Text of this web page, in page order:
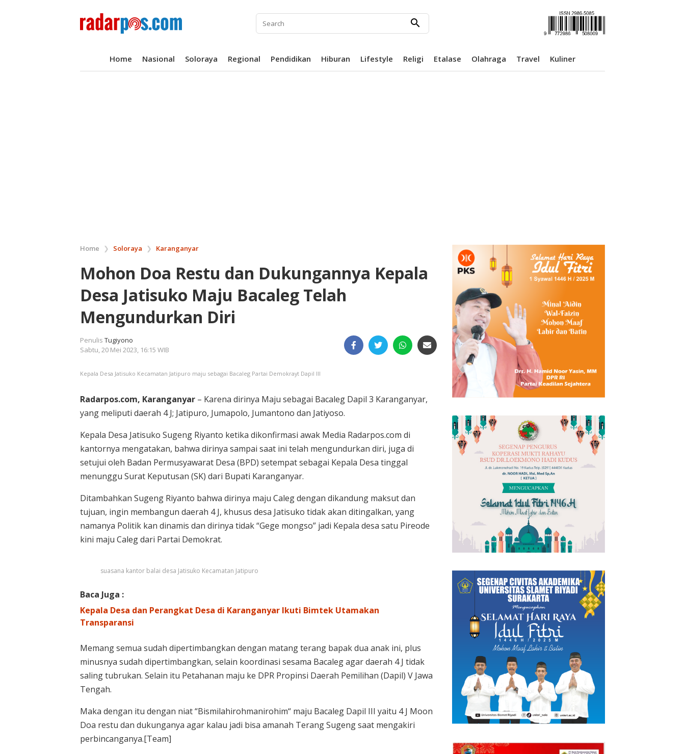
search
Home Nasional Soloraya Regional Pendidikan Hiburan Lifestyle Religi Etalase Olahraga Travel Kuliner
Home ❯ Soloraya ❯ Karanganyar
Mohon Doa Restu dan Dukungannya Kepala
Desa Jatisuko Maju Bacaleg Telah
Mengundurkan Diri
Penulis Tugiyono
Sabtu, 20 Mei 2023, 16:15 WIB
Kepala Desa Jatisuko Kecamatan Jatipuro maju sebagai Bacaleg Partai Demokrayt Dapil III
Radarpos.com, Karanganyar – Karena dirinya Maju sebagai Bacaleg Dapil 3 Karanganyar,
yang meliputi daerah 4 J; Jatipuro, Jumapolo, Jumantono dan Jatiyoso.
Kepala Desa Jatisuko Sugeng Riyanto ketika dikonfirmasi awak Media Radarpos.com di
kantornya mengatakan, bahwa dirinya sampai saat ini telah mengundurkan diri, juga di
setujui oleh Badan Permusyawarat Desa (BPD) setempat sebagai Kepala Desa tinggal
menunggu Surat Keputusan (SK) dari Bupati Karanganyar.
Ditambahkan Sugeng Riyanto bahwa dirinya maju Caleg dengan dikandung maksut dan
tujuan, ingin membangun daerah 4 J, khusus desa Jatisuko tidak akan ditingalkan, yang
namanya Politik kan dinamis dan dirinya tidak “Gege mongso” jadi Kepala desa satu Pireode
kini maju Caleg dari Partai Demokrat.
suasana kantor balai desa Jatisuko Kecamatan Jatipuro
Baca Juga :
Kepala Desa dan Perangkat Desa di Karanganyar Ikuti Bimtek Utamakan
Transparansi
Memang semua sudah dipertimbangkan dengan matang terang bapak dua anak ini, plus
minusnya sudah dipertimbangkan, selain koordinasi sesama Bacaleg agar daerah 4 J tidak
saling tubrukan. Selain itu Petahanan maju ke DPR Propinsi Daerah Pemilihan (Dapil) V Jawa
Tengah.
Maka dengan itu dengan niat “Bismilahirohmanirohim“ maju Bacaleg Dapil III yaitu 4 J Moon
Doa restu dan dukunganya agar kalau jadi bisa amanah Terang Sugeng saat mengakiri
perbincanganya.[Team]